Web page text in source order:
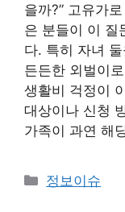
을까?” 고유가
은 분들이 이 질
다. 특히 자녀
든든한 외벌이
생활비 걱정이
대상이나 신청
가족이 과연 해
Categories
정보이슈